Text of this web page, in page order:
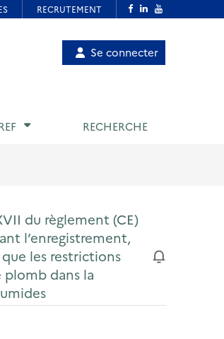
Menu
utilisateur
Se connecter
RECHERCHE
du règlement (CE)
l’enregistrement,
les restrictions
plomb dans la